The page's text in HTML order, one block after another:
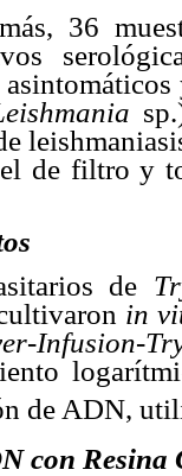
36
de filtro y
de
in
Infusion-
de ADN,
con Resina